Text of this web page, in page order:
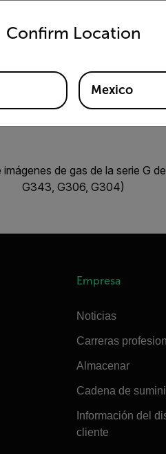
de gas de la serie G
G343, G306, G304)
Empresa
Noticias
Carreras
Almacenar
Cadena de
Información del
cliente
Confirm Location
from the options below to
Mexico